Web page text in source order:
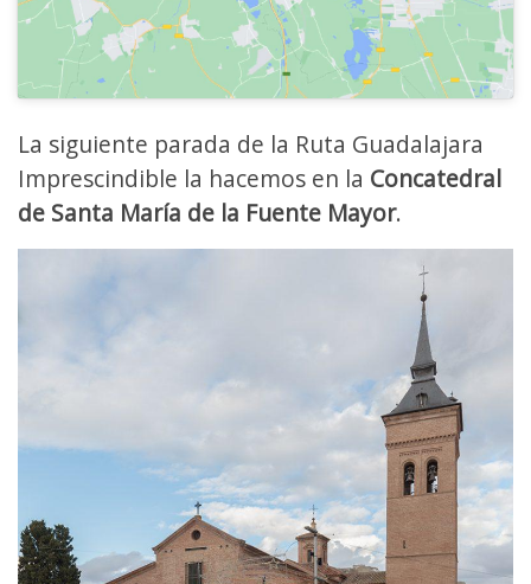
La siguiente parada de la Ruta Guadalajara
Imprescindible la hacemos en la Concatedral
de Santa María de la Fuente Mayor.